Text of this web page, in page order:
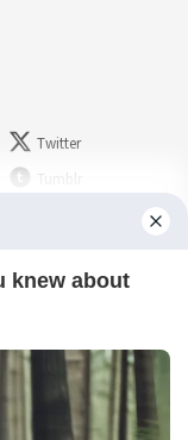
Twitter
Tumblr
Myspace
Flickr